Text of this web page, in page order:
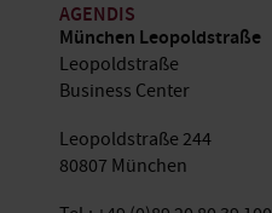
AGENDIS
München Leopoldstraße
Leopoldstraße
Business Center
Leopoldstraße 244
80807 München